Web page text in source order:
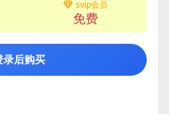
svip会员
免费
录后购买